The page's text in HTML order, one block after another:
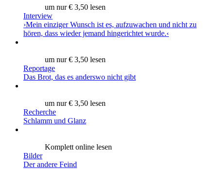
um nur € 3,50 lesen
Interview
›Mein einziger Wunsch ist es, aufzuwachen und nicht zu
hören, dass wieder jemand hingerichtet wurde.‹
um nur € 3,50 lesen
Reportage
Das Brot, das es anderswo nicht gibt
um nur € 3,50 lesen
Recherche
Schlamm und Glanz
Komplett online lesen
Bilder
Der andere Feind